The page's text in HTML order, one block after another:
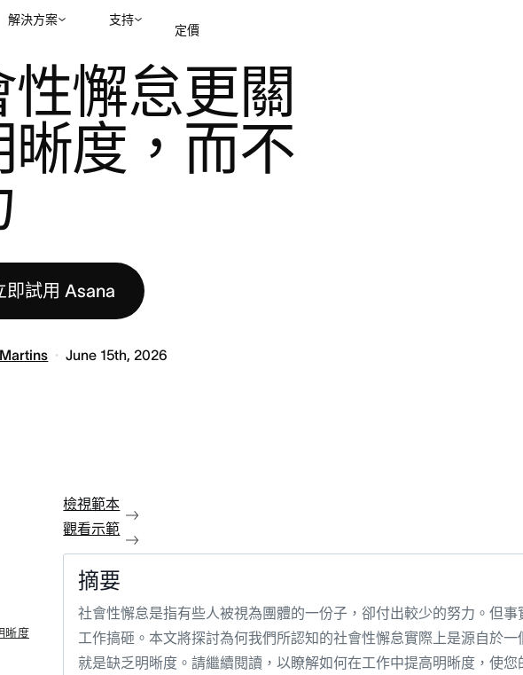
解決方案 支持
定價
懈怠更關
晰度，而不
即試用 Asana
June 15th, 2026
晰度
檢視範本
觀看示範
摘要
社會性懈怠是指有些人被視為團體的一份子，卻付出較少的努力。但
工作搞砸。本文將探討為何我們所認知的社會性懈怠實際上是源自於
就是缺乏明晰度。請繼續閱讀，以瞭解如何在工作中提高明晰度，使